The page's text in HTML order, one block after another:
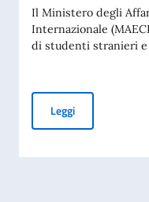
Il Ministero degli
Internazionale
di studenti stranieri
LeggiBorse di studio